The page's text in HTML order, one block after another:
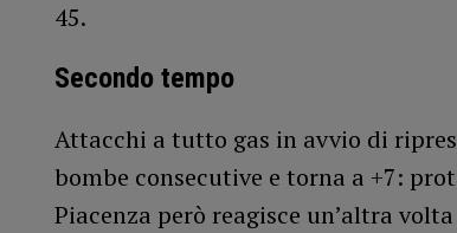
45.
Secondo tempo
Attacchi a tutto gas in avvio di
bombe consecutive e torna a +7:
Piacenza però reagisce un’altra